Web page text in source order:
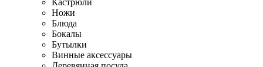
Кастрюли
Ножи
Блюда
Бокалы
Бутылки
Винные аксессуары